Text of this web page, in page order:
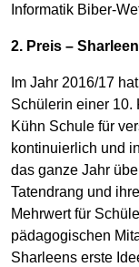
Informatik Biber-
2. Preis –
Im Jahr 2016/17
Schülerin einer 10.
Kühn Schule für
kontinuierlich und
das ganze Jahr
Tatendrang und
Mehrwert für
pädagogischen
Sharleens erste